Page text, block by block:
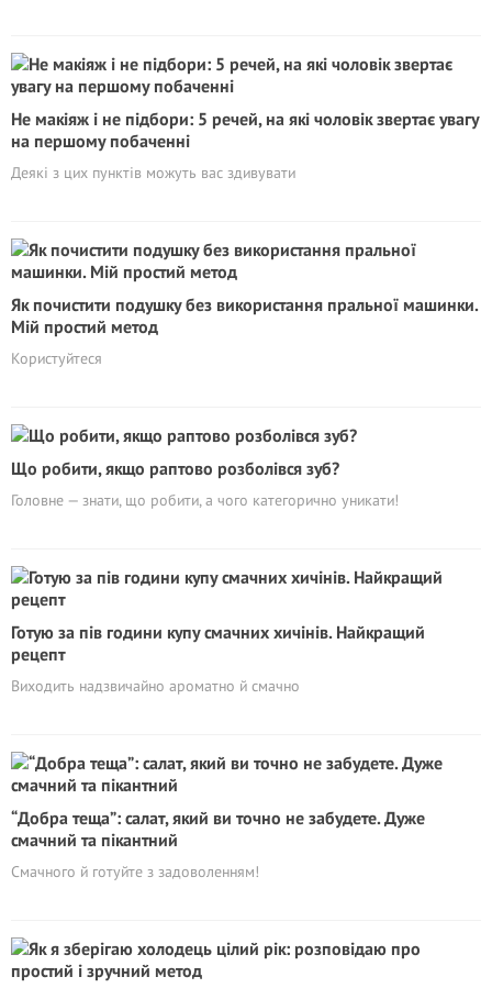
Не макіяж і не підбори: 5 речей, на які чоловік звертає увагу
на першому побаченні
Деякі з цих пунктів можуть вас здивувати
Як почистити подушку без використання пральної машинки.
Мій простий метод
Користуйтеся
Що робити, якщо раптово розболівся зуб?
Головне — знати, що робити, а чого категорично уникати!
Готую за пів години купу смачних хичінів. Найкращий
рецепт
Виходить надзвичайно ароматно й смачно
“Добра теща”: салат, який ви точно не забудете. Дуже
смачний та пікантний
Смачного й готуйте з задоволенням!